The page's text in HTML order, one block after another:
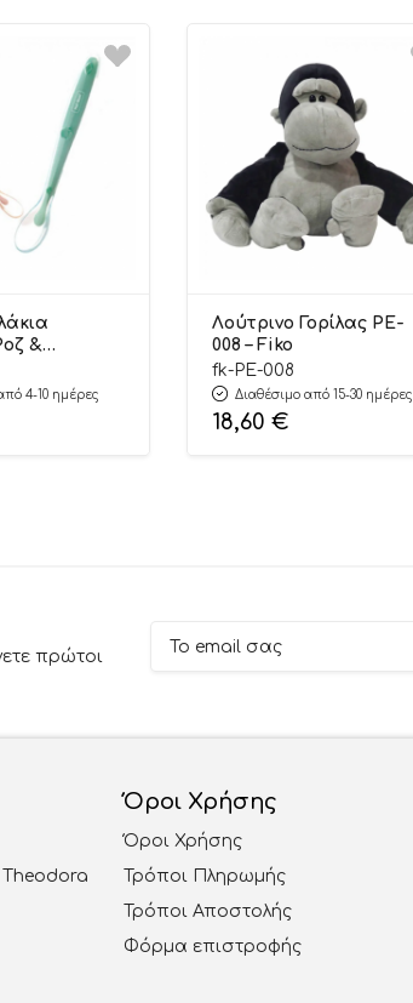
&
001 – Hot
4-10 ημέρες
Λούτρινο Γορίλας PE-
008 – Fiko
fk-PE-008
Διαθέσιμο από 15-30 ημέρες
18,60 €
πρώτοι
Theodora
Όροι Χρήσης
Όροι Χρήσης
Τρόποι Πληρωμής
Τρόποι Αποστολής
Φόρμα επιστροφής